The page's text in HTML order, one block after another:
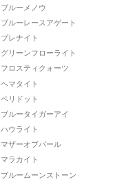
ブルーメノウ
ブルーレースアゲート
プレナイト
グリーンフローライト
フロスティクォーツ
ヘマタイト
ペリドット
ブルータイガーアイ
ハウライト
マザーオブパール
マラカイト
ブルームーンストーン